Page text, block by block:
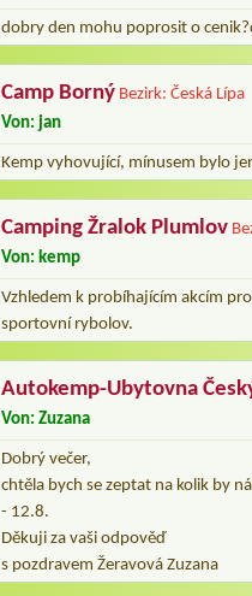
dobry den mohu poprosit o
Camp Borný Bezirk: Česká Lípa
Von: jan
Kemp vyhovující, mínusem bylo
Camping Žralok Plumlov
Von: kemp
Vzhledem k probíhajícím akcím
sportovní rybolov.
Autokemp-Ubytovna
Von: Zuzana
Dobrý večer,
chtěla bych se zeptat na kolik by
- 12.8.
Děkuji za vaši odpověď
s pozdravem Žeravová Zuzana